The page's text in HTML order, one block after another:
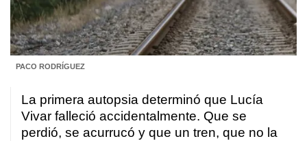
PACO RODRÍGUEZ
La primera autopsia determinó que Lucía
Vivar falleció accidentalmente. Que se
perdió, se acurrucó y que un tren, que no la